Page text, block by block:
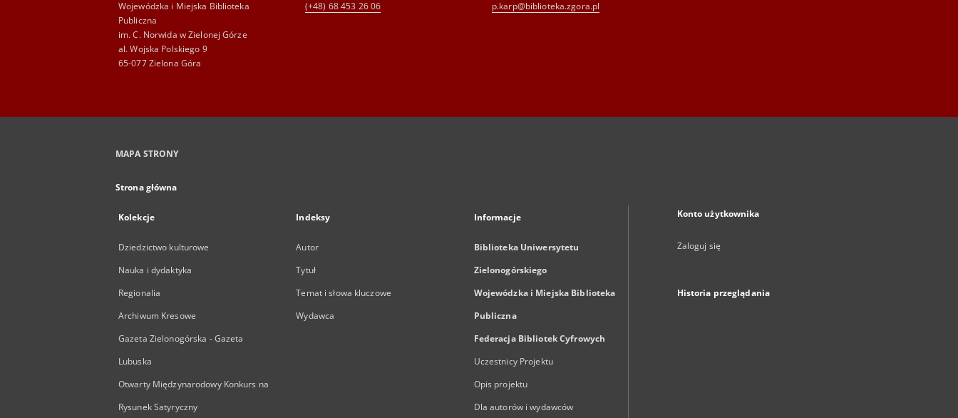
Wojewódzka i Miejska Biblioteka
Publiczna
im. C. Norwida w Zielonej Górze
al. Wojska Polskiego 9
65-077 Zielona Góra
(+48) 68 453 26 06 p.karp@biblioteka.zgora.pl
MAPA STRONY
Strona główna
Kolekcje
Dziedzictwo kulturowe
Nauka i dydaktyka
Regionalia
Archiwum Kresowe
Gazeta Zielonogórska - Gazeta
Lubuska
Otwarty Międzynarodowy Konkurs na
Rysunek Satyryczny
Indeksy
Autor
Tytuł
Temat i słowa kluczowe
Wydawca
Informacje
Biblioteka Uniwersytetu
Zielonogórskiego
Wojewódzka i Miejska Biblioteka
Publiczna
Federacja Bibliotek Cyfrowych
Uczestnicy Projektu
Opis projektu
Dla autorów i wydawców
Konto użytkownika
Zaloguj się
Historia przeglądania